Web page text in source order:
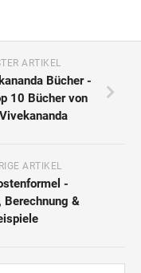
ARTIKEL
Bücher -
10 Bücher von
ARTIKEL
-
Berechnung &